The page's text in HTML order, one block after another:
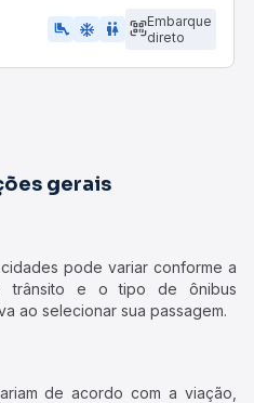
airline_seat_legroom_extra ac_unit WC
Embarque
direto
gerais
pode variar conforme a
trânsito e o tipo de ônibus
ao selecionar sua passagem.
de acordo com a viação,